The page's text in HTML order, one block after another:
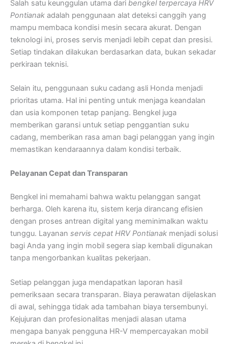
Salah satu keunggulan utama dari bengkel terpercaya HRV
Pontianak adalah penggunaan alat deteksi canggih yang
mampu membaca kondisi mesin secara akurat. Dengan
teknologi ini, proses servis menjadi lebih cepat dan presisi.
Setiap tindakan dilakukan berdasarkan data, bukan sekadar
perkiraan teknisi.
Selain itu, penggunaan suku cadang asli Honda menjadi
prioritas utama. Hal ini penting untuk menjaga keandalan
dan usia komponen tetap panjang. Bengkel juga
memberikan garansi untuk setiap penggantian suku
cadang, memberikan rasa aman bagi pelanggan yang ingin
memastikan kendaraannya dalam kondisi terbaik.
Pelayanan Cepat dan Transparan
Bengkel ini memahami bahwa waktu pelanggan sangat
berharga. Oleh karena itu, sistem kerja dirancang efisien
dengan proses antrean digital yang meminimalkan waktu
tunggu. Layanan servis cepat HRV Pontianak menjadi solusi
bagi Anda yang ingin mobil segera siap kembali digunakan
tanpa mengorbankan kualitas pekerjaan.
Setiap pelanggan juga mendapatkan laporan hasil
pemeriksaan secara transparan. Biaya perawatan dijelaskan
di awal, sehingga tidak ada tambahan biaya tersembunyi.
Kejujuran dan profesionalitas menjadi alasan utama
mengapa banyak pengguna HR-V mempercayakan mobil